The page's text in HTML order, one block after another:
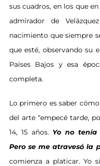
sus cuadros, en los que
admirador de
nacimiento que siempre
que esté, observandosu
Países Bajos y esa
completa.
Lo primero es saber
del arte “empecé tarde,
14, 15 años. Yo no tenía
Pero se me atravesó la
comienza a platicar. Yo